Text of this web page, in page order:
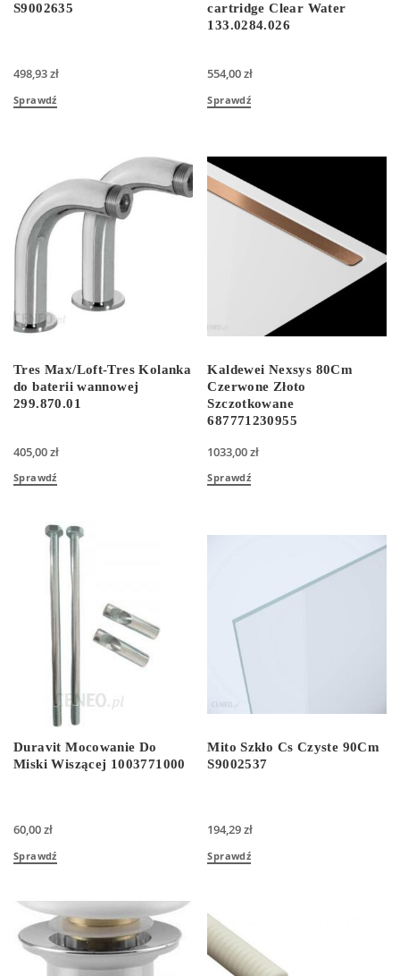
S9002635
498,93zł
Sprawdź
cartridge Clear Water
133.0284.026
554,00zł
Sprawdź
Tres Max/Loft-Tres Kolanka
do baterii wannowej
299.870.01
405,00zł
Sprawdź
Kaldewei Nexsys 80Cm
Czerwone Złoto
Szczotkowane
687771230955
1033,00zł
Sprawdź
Duravit Mocowanie Do
Miski Wiszącej 1003771000
60,00zł
Sprawdź
Mito Szkło Cs Czyste 90Cm
S9002537
194,29zł
Sprawdź